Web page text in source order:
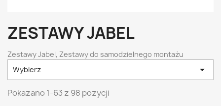
ZESTAWY JABEL
Zestawy Jabel, Zestawy do samodzielnego montażu
Wybierz

Pokazano 1-63 z 98 pozycji